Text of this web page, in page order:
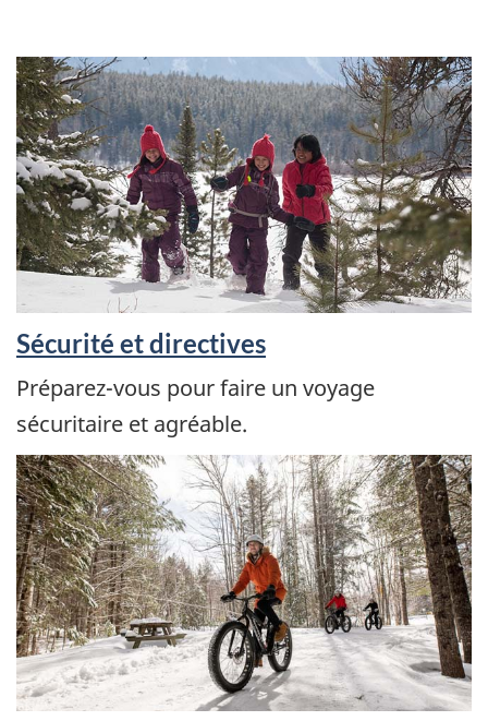
Sécurité et directives
Préparez-vous pour faire un voyage
sécuritaire et agréable.